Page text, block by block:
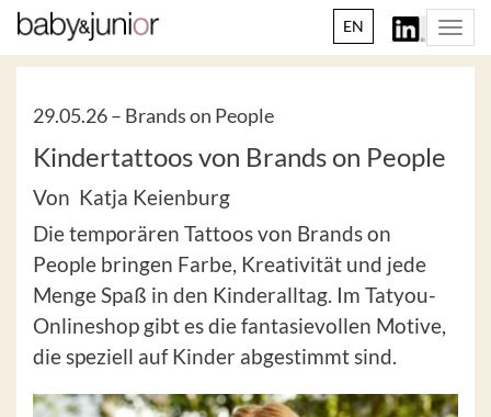
EN
29.05.26 – Brands on People
Kindertattoos von Brands on People
Von Katja Keienburg
Die temporären Tattoos von Brands on
People bringen Farbe, Kreativität und jede
Menge Spaß in den Kinderalltag. Im Tatyou-
Onlineshop gibt es die fantasievollen Motive,
die speziell auf Kinder abgestimmt sind.